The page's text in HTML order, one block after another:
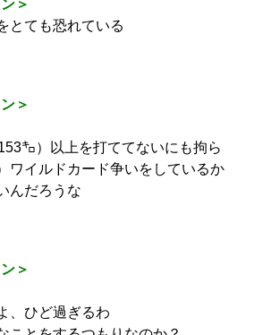
＞
とても恐れている
＞
㌔）以上を打ててないにも拘ら
ワイルドカード争いをしているか
んだろうな
＞
、ひど過ぎるわ